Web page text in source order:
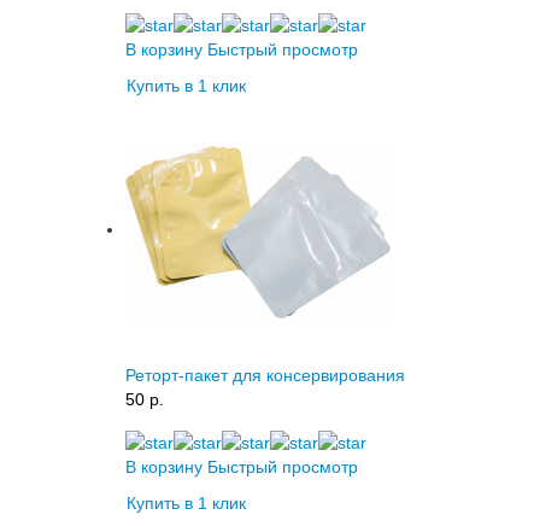
В корзину Быстрый просмотр
Купить в 1 клик
Реторт-пакет для консервирования
50 p.
В корзину Быстрый просмотр
Купить в 1 клик